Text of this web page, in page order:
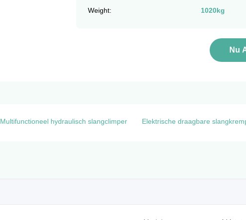
Weight: 1020kg
Nu
Multifunctioneel hydraulisch slangclimper Elektrische draagbare